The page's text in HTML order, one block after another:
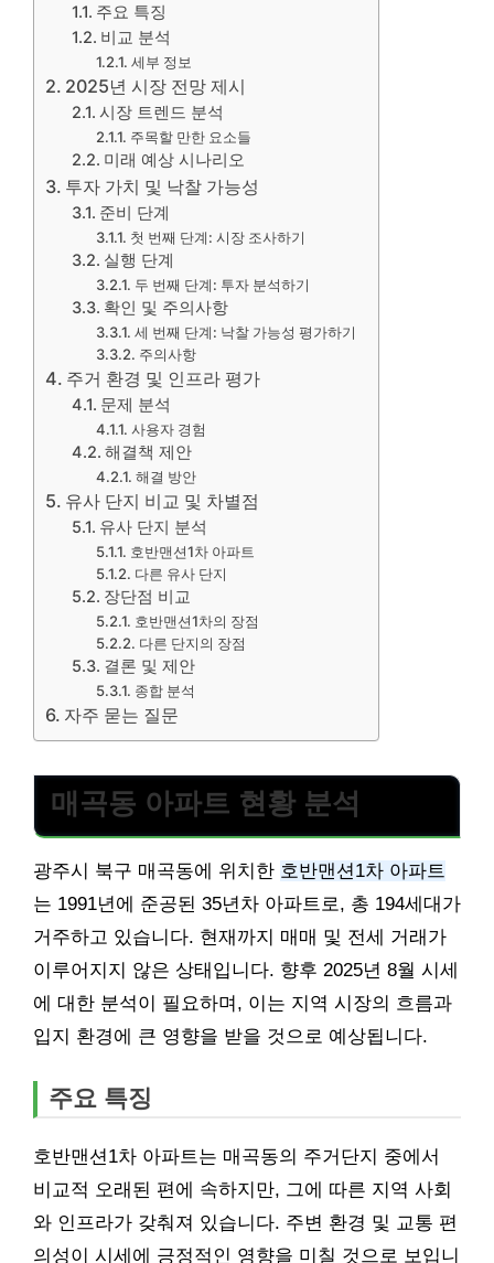
주요 특징
비교 분석
세부 정보
2025년 시장 전망 제시
시장 트렌드 분석
주목할 만한 요소들
미래 예상 시나리오
투자 가치 및 낙찰 가능성
준비 단계
첫 번째 단계: 시장 조사하기
실행 단계
두 번째 단계: 투자 분석하기
확인 및 주의사항
세 번째 단계: 낙찰 가능성 평가하기
주의사항
주거 환경 및 인프라 평가
문제 분석
사용자 경험
해결책 제안
해결 방안
유사 단지 비교 및 차별점
유사 단지 분석
호반맨션1차 아파트
다른 유사 단지
장단점 비교
호반맨션1차의 장점
다른 단지의 장점
결론 및 제안
종합 분석
자주 묻는 질문
매곡동 아파트 현황 분석
광주시 북구 매곡동에 위치한 호반맨션1차 아파트
는 1991년에 준공된 35년차 아파트로, 총 194세대가
거주하고 있습니다. 현재까지 매매 및 전세 거래가
이루어지지 않은 상태입니다. 향후 2025년 8월 시세
에 대한 분석이 필요하며, 이는 지역 시장의 흐름과
입지 환경에 큰 영향을 받을 것으로 예상됩니다.
주요 특징
호반맨션1차 아파트는 매곡동의 주거단지 중에서
비교적 오래된 편에 속하지만, 그에 따른 지역 사회
와 인프라가 갖춰져 있습니다. 주변 환경 및 교통 편
의성이 시세에 긍정적인 영향을 미칠 것으로 보입니